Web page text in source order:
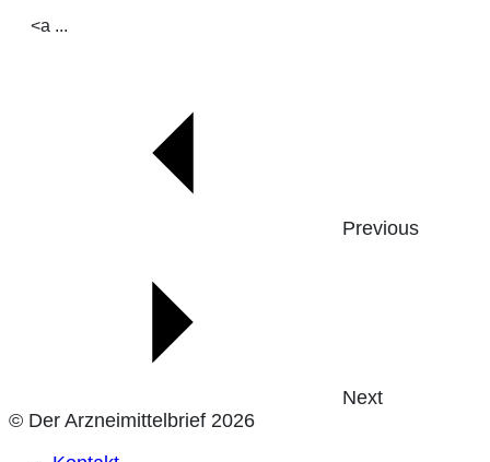
<a ...
Previous
Next
© Der Arzneimittelbrief 2026